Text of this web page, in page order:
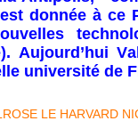
donnée à ce
Aujourd’hui
université de